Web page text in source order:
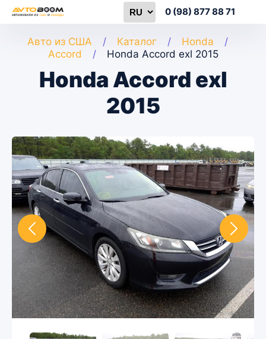
0 (98) 877 88 71
Авто из США Каталог
Honda
Accord
Honda Accord exl 2015
Honda Accord exl
2015